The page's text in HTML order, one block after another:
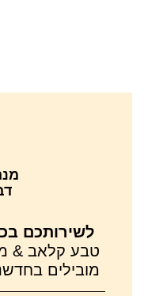
לשירותכם
טבע קלאב &
מובילים